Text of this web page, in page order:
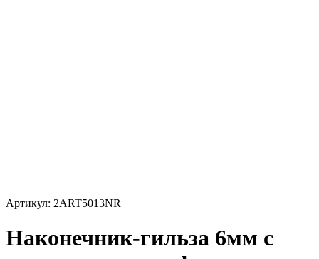
Артикул: 2ART5013NR
Наконечник-гильза 6мм с